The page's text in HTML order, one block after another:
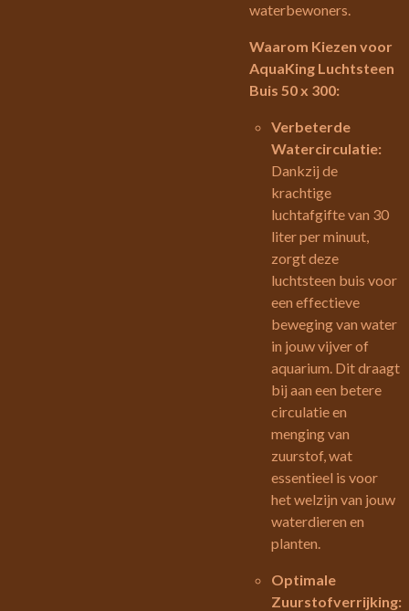
waterbewoners.
Waarom Kiezen voor
AquaKing Luchtsteen
Buis 50 x 300:
Verbeterde
Watercirculatie:
Dankzij de
krachtige
luchtafgifte van 30
liter per minuut,
zorgt deze
luchtsteen buis voor
een effectieve
beweging van water
in jouw vijver of
aquarium. Dit draagt
bij aan een betere
circulatie en
menging van
zuurstof, wat
essentieel is voor
het welzijn van jouw
waterdieren en
planten.
Optimale
Zuurstofverrijking: